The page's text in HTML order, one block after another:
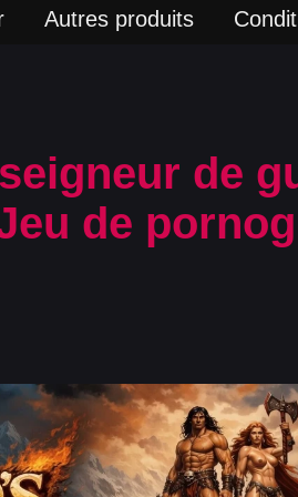
Autres produits
de
de